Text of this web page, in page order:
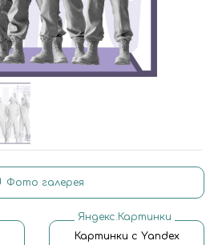
Фото галерея
Яндекс.Картинки
Картинки с Yandex